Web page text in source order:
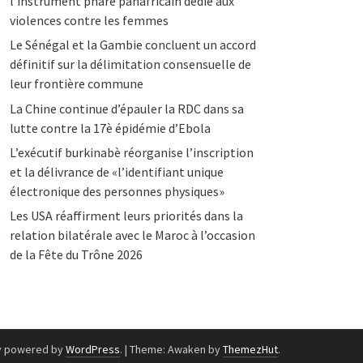
violences contre les femmes
Le Sénégal et la Gambie concluent un accord
définitif sur la délimitation consensuelle de
leur frontière commune
La Chine continue d’épauler la RDC dans sa
lutte contre la 17è épidémie d’Ebola
L’exécutif burkinabè réorganise l’inscription
et la délivrance de «l’identifiant unique
électronique des personnes physiques»
Les USA réaffirment leurs priorités dans la
relation bilatérale avec le Maroc à l’occasion
de la Fête du Trône 2026
powered byWordPress. | Theme: Awaken byThemezHut.